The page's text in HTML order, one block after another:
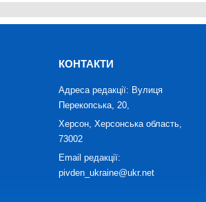
КОНТАКТИ
Адреса редакції: Вулиця
Перекопська, 20,
Херсон, Херсонська область,
73002
Email редакції:
pivden_ukraine@ukr.net